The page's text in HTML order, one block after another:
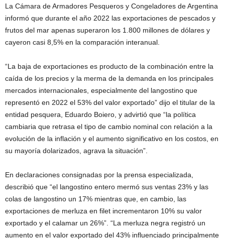
La Cámara de Armadores Pesqueros y Congeladores de Argentina
informó que durante el año 2022 las exportaciones de pescados y
frutos del mar apenas superaron los 1.800 millones de dólares y
cayeron casi 8,5% en la comparación interanual.
“La baja de exportaciones es producto de la combinación entre la
caída de los precios y la merma de la demanda en los principales
mercados internacionales, especialmente del langostino que
representó en 2022 el 53% del valor exportado” dijo el titular de la
entidad pesquera, Eduardo Boiero, y advirtió que “la política
cambiaria que retrasa el tipo de cambio nominal con relación a la
evolución de la inflación y el aumento significativo en los costos, en
su mayoría dolarizados, agrava la situación”.
En declaraciones consignadas por la prensa especializada,
describió que “el langostino entero mermó sus ventas 23% y las
colas de langostino un 17% mientras que, en cambio, las
exportaciones de merluza en filet incrementaron 10% su valor
exportado y el calamar un 26%”. “La merluza negra registró un
aumento en el valor exportado del 43% influenciado principalmente